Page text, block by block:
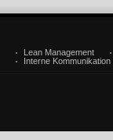
Lean Management
Interne Kommunikation